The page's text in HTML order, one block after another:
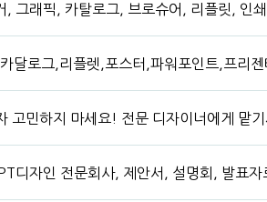
, 그래픽, 카탈로그, 브로슈어, 리플릿, 인
달로그,리플렛,포스터,파워포인트,프리
고민하지 마세요! 전문 디자이너에게 맡
디자인 전문회사, 제안서, 설명회, 발표자